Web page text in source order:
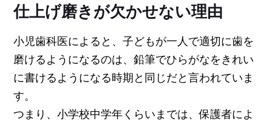
仕上げ磨きが欠かせない理由
小児歯科医によると、子どもが一人で適切に歯を
磨けるようになるのは、鉛筆でひらがなをきれい
に書けるようになる時期と同じだと言われていま
す。
つまり、小学校中学年くらいまでは、保護者によ